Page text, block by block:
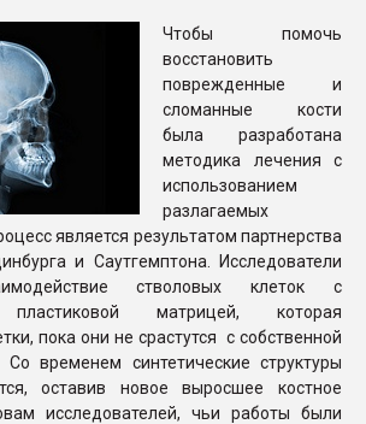
ситуацией на
ПЕРЕЙТИ НА
Чтобы помочь
восстановить
поврежденные и
сломанные кости
была разработана
методика лечения с
использованием
разлагаемых
является результатом партнерства
и Саутгемптона. Исследователи
стволовых клеток с
пластиковой матрицей, которая
пока они не срастутся с собственной
временем синтетические структуры
оставив новое выросшее костное
исследователей, чьи работы были